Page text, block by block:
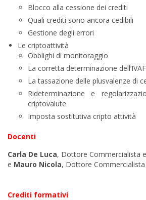
Blocco alla cessione dei crediti
Quali crediti sono ancora cedibili
Gestione degli errori
Le criptoattività
Obblighi di monitoraggio
La corretta determinazione
La tassazione delle plusvalenze di
Rideterminazione e
criptovalute
Imposta sostitutiva cripto attività
Docenti
Carla De Luca, Dottore Commercialista
e Mauro Nicola, Dottore Commercialista
Crediti formativi